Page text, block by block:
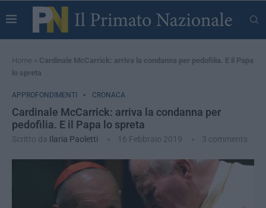
Home » Cardinale McCarrick: arriva la condanna per pedofilia. E il Papa
lo spreta
APPROFONDIMENTI CRONACA
Cardinale McCarrick: arriva la condanna per
pedofilia. E il Papa lo spreta
Scritto da Ilaria Paoletti 16 Febbraio 2019 3 comments